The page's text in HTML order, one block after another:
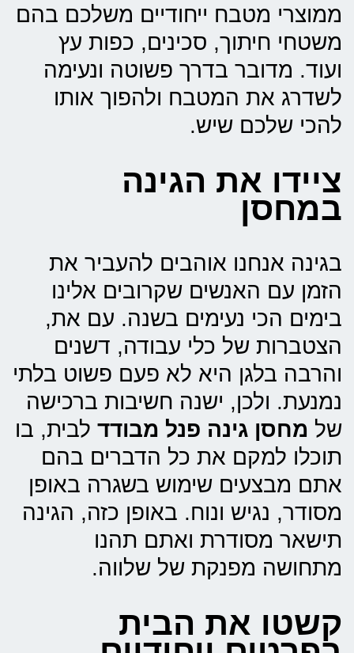
ממוצרי מטבח ייחודיים משלכם בהם
משטחי חיתוך, סכינים, כפות עץ
ועוד. מדובר בדרך פשוטה ונעימה
לשדרג את המטבח ולהפוך אותו
להכי שלכם שיש.
ציידו את הגינה
במחסן
בגינה אנחנו אוהבים להעביר את
הזמן עם האנשים שקרובים אלינו
בימים הכי נעימים בשנה. עם את,
הצטברות של כלי עבודה, דשנים
והרבה בלגן היא לא פעם פשוט בלתי
נמנעת. ולכן, ישנה חשיבות ברכישה
של מחסן גינה פנל מבודד לבית, בו
תוכלו למקם את כל הדברים בהם
אתם מבצעים שימוש בשגרה באופן
מסודר, נגיש ונוח. באופן כזה, הגינה
תישאר מסודרת ואתם תהנו
מתחושה מפנקת של שלווה.
קשטו את הבית